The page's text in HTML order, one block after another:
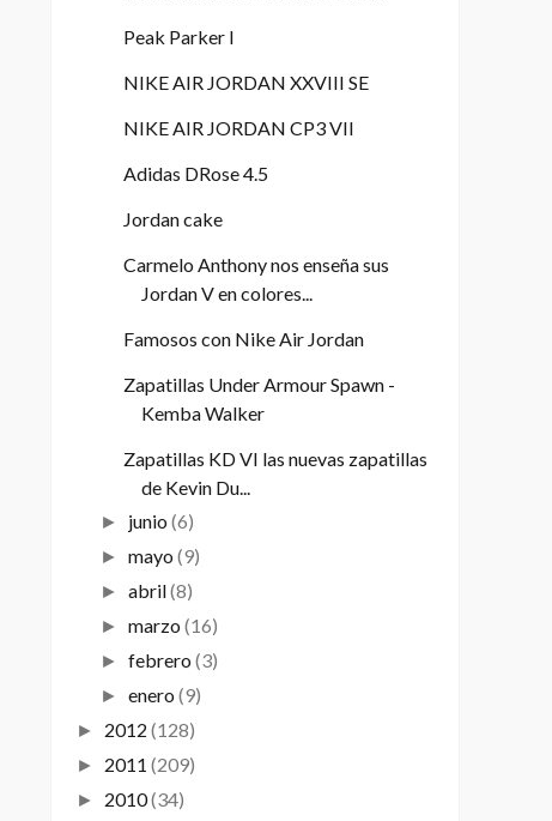
Peak Parker I
NIKE AIR JORDAN XXVIII SE
NIKE AIR JORDAN CP3 VII
Adidas DRose 4.5
Jordan cake
Carmelo Anthony nos enseña sus
Jordan V en colores...
Famosos con Nike Air Jordan
Zapatillas Under Armour Spawn -
Kemba Walker
Zapatillas KD VI las nuevas zapatillas
de Kevin Du...
► junio (6)
► mayo (9)
► abril(8)
► marzo (16)
► febrero (3)
► enero (9)
► 2012 (128)
► 2011 (209)
► 2010(34)